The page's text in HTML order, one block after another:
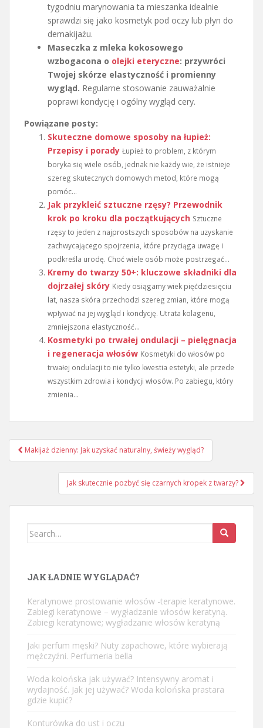
tygodniu marynowania ta mieszanka idealnie
sprawdzi się jako kosmetyk pod oczy lub płyn do
demakijażu.
Maseczka z mleka kokosowego
wzbogacona o olejki eteryczne: przywróci
Twojej skórze elastyczność i promienny
wygląd. Regularne stosowanie zauważalnie
poprawi kondycję i ogólny wygląd cery.
Powiązane posty:
Skuteczne domowe sposoby na łupież:
Przepisy i porady Łupież to problem, z którym
boryka się wiele osób, jednak nie każdy wie, że istnieje
szereg skutecznych domowych metod, które mogą
pomóc...
Jak przykleić sztuczne rzęsy? Przewodnik
krok po kroku dla początkujących Sztuczne
rzęsy to jeden z najprostszych sposobów na uzyskanie
zachwycającego spojrzenia, które przyciąga uwagę i
podkreśla urodę. Choć wiele osób może postrzegać...
Kremy do twarzy 50+: kluczowe składniki dla
dojrzałej skóry Kiedy osiągamy wiek pięćdziesięciu
lat, nasza skóra przechodzi szereg zmian, które mogą
wpływać na jej wygląd i kondycję. Utrata kolagenu,
zmniejszona elastyczność...
Kosmetyki po trwałej ondulacji – pielęgnacja
i regeneracja włosów Kosmetyki do włosów po
trwałej ondulacji to nie tylko kwestia estetyki, ale przede
wszystkim zdrowia i kondycji włosów. Po zabiegu, który
zmienia...
Nawigacja
wpisu
Makijaż dzienny: Jak uzyskać naturalny, świeży wygląd?
Jak skutecznie pozbyć się czarnych kropek z twarzy?
Search
JAK ŁADNIE WYGLĄDAĆ?
Keratynowe prostowanie włosów -terapie keratynowe.
Zabiegi keratynowe – wygładzanie włosów keratyną.
Zabiegi keratynowe; wygładzanie włosów keratyną
Jaki perfum męski? Nuty zapachowe, które wybierają
mężczyźni. Perfumeria bella
Woda kolońska jak używać? Intensywny aromat i
wydajność. Jak jej używać? Woda kolońska prastara
gdzie kupić?
Konturówka do ust i oczu